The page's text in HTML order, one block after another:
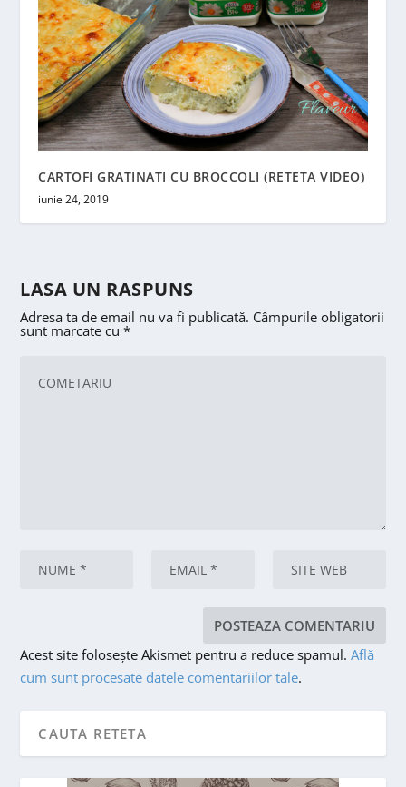
CARTOFI GRATINATI CU BROCCOLI (RETETA VIDEO)
iunie 24, 2019
LASA UN RASPUNS
Adresa ta de email nu va fi publicată. Câmpurile obligatorii
sunt marcate cu*
Acest site folosește Akismet pentru a reduce spamul.Află
cum sunt procesate datele comentariilor tale.